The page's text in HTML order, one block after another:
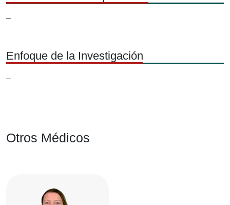
–
Enfoque de la Investigación
–
Otros Médicos